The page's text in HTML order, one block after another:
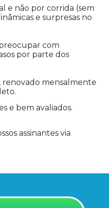
e não por corrida (sem
e surpresas no
com
por parte dos
mensalmente
ou boleto.
e bem avaliados.
assinantes via